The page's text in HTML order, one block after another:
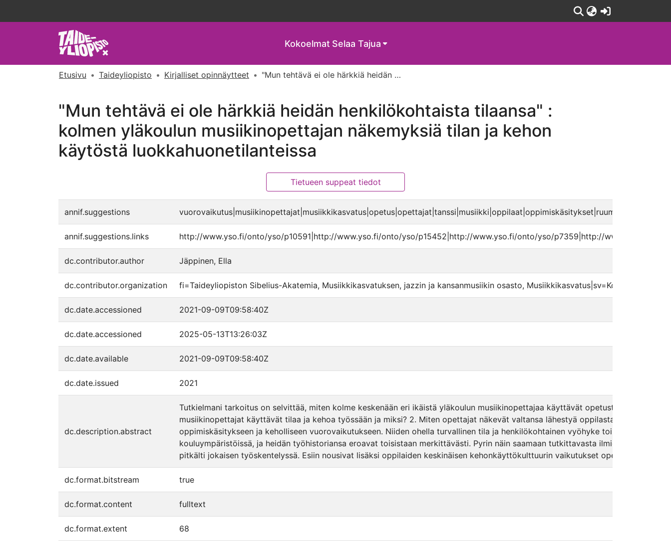
Kokoelmat Selaa Tajua
Etusivu Taideyliopisto Kirjalliset opinnäytteet "Mun tehtävä ei ole härkkiä heidän henkilökohtaista tilaansa" : kolmen yläkoulun musiikinopettajan näkemyksiä tilan ja kehon käytöstä luokkahuonetilanteissa
"Mun tehtävä ei ole härkkiä heidän henkilökohtaista tilaansa" :
kolmen yläkoulun musiikinopettajan näkemyksiä tilan ja kehon
käytöstä luokkahuonetilanteissa
Tietueen suppeat tiedot
annif.suggestions vuorovaikutus|musiikinopettajat|musiikkikasvatus|opetus|opettajat|tanssi|musiikki|oppilaat|oppimiskäsitykset|ruumis|fi
annif.suggestions.links http://www.yso.fi/onto/yso/p10591|http://www.yso.fi/onto/yso/p15452|http://www.yso.fi/onto/yso/p7359|http://www.yso.fi/
dc.contributor.author Jäppinen, Ella
dc.contributor.organization fi=Taideyliopiston Sibelius-Akatemia, Musiikkikasvatuksen, jazzin ja kansanmusiikin osasto,
dc.date.accessioned 2021-09-09T09:58:40Z
dc.date.accessioned 2025-05-13T13:26:03Z
dc.date.available 2021-09-09T09:58:40Z
dc.date.issued 2021
dc.description.abstract
Tutkielmani tarkoitus on selvittää, miten kolme keskenään eri ikäistä yläkoulun musiikinopettajaa käyttävät opetustilaansa ja
musiikinopettajat käyttävät tilaa ja kehoa työssään ja miksi? 2. Miten opettajat näkevät valtansa lähestyä oppilasta fyysisesti?
oppimiskäsitykseen ja keholliseen vuorovaikutukseen. Niiden ohella turvallinen tila ja henkilökohtainen vyöhyke toimivat
kouluympäristöissä, ja heidän työhistoriansa eroavat toisistaan merkittävästi. Pyrin näin saamaan tutkittavasta ilmiöstä
pitkälti jokaisen työskentelyssä. Esiin nousivat lisäksi oppilaiden keskinäisen kehonkäyttökulttuurin vaikutukset opettajiin ja
dc.format.bitstream true
dc.format.content fulltext
dc.format.extent 68